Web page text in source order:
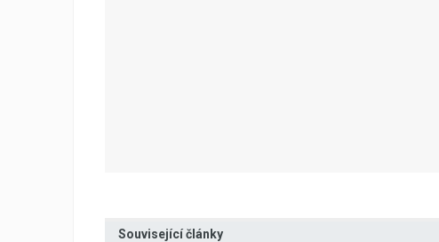
Související články